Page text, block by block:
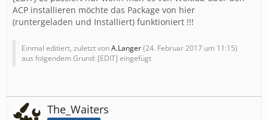
#17 {main}
ACP installieren möchte das Package von hier
(runtergeladen und Installiert) funktioniert !!!
Einmal editiert, zuletzt vonA.Langer(24. Februar 2017 um 11:15)
aus folgendem Grund: [EDIT] eingefügt
The_Waiters